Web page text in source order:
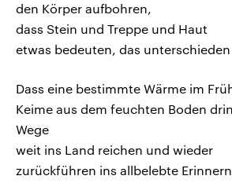
den Körper aufbohren,
dass Stein und Treppe und Haut
etwas bedeuten, das
Dass eine bestimmte Wärme im
Keime aus dem feuchten Boden
Wege
weit ins Land reichen und wieder
zurückführen ins allbelebte